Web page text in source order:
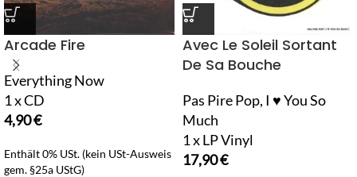
Arcade Fire
Everything Now
1 x CD
4,90€
Enthält 0% USt. (kein USt-Ausweis
gem. §25a UStG)
Avec Le Soleil Sortant
De Sa Bouche
Pas Pire Pop, I ♥ You So
Much
1 x LP Vinyl
17,90€